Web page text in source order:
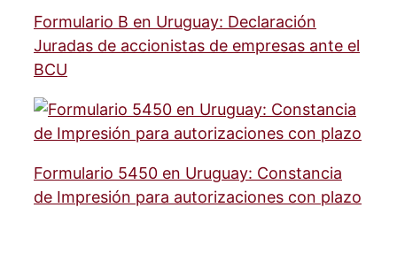
Formulario B en Uruguay: Declaración
Juradas de accionistas de empresas ante el
BCU
Formulario 5450 en Uruguay: Constancia
de Impresión para autorizaciones con plazo